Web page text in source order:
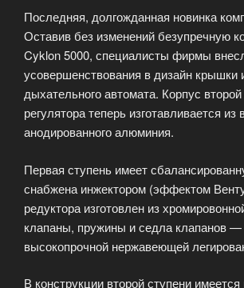
Последняя, долгожданная новинка
Оставив без изменений безупречную
Cyklon 5000, специалисты фирмы
усовершенствования в дизайн крышки
дыхательного автомата. Корпус
регулятора теперь изготавливается из
анодированного алюминия.
Первая ступень имеет
снабжена инжектором (эффектом
редуктора изготовлен из
клапаны, пружины и седла клапанов —
высокопрочной нержавеющей
В конструкции второй ступени